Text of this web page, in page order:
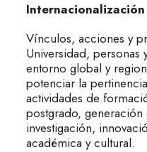
Internacionalización
Vínculos, acciones y
Universidad, personas
entorno global y
potenciar la
actividades de
postgrado,
investigación,
académica y cultural.